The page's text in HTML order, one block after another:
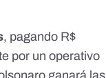
, pagando R$
por un operativo